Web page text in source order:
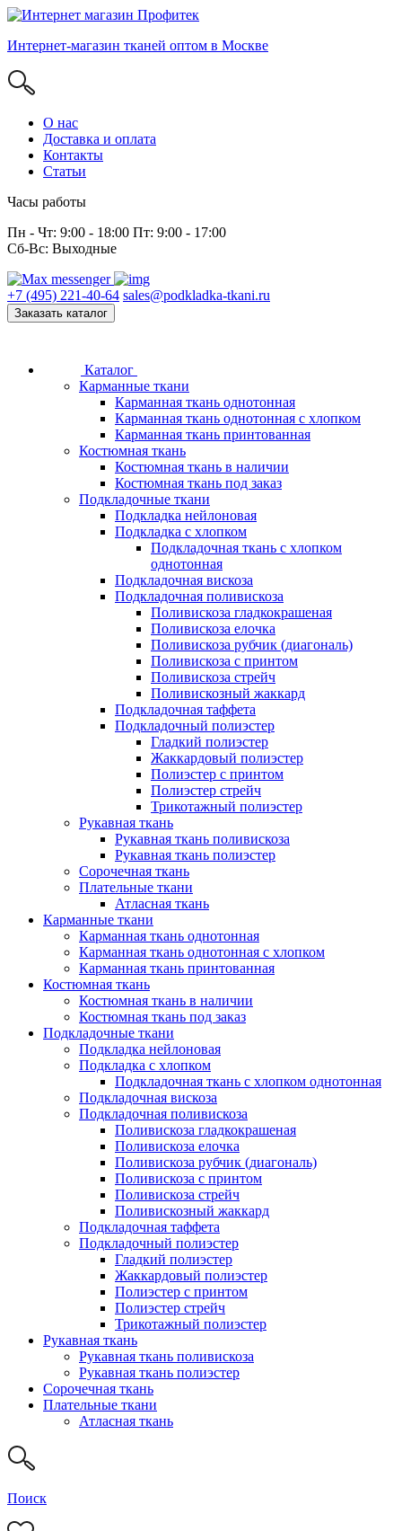
Интернет-магазин тканей оптом в Москве
О нас
Доставка и оплата
Контакты
Статьи
Часы работы
Пн - Чт: 9:00 - 18:00 Пт: 9:00 - 17:00
Сб-Вс: Выходные
+7 (495) 221-40-64 sales@podkladka-tkani.ru
Заказать каталог
Каталог
Карманные ткани
Карманная ткань однотонная
Карманная ткань однотонная с хлопком
Карманная ткань принтованная
Костюмная ткань
Костюмная ткань в наличии
Костюмная ткань под заказ
Подкладочные ткани
Подкладка нейлоновая
Подкладка с хлопком
Подкладочная ткань с хлопком
однотонная
Подкладочная вискоза
Подкладочная поливискоза
Поливискоза гладкокрашеная
Поливискоза елочка
Поливискоза рубчик (диагональ)
Поливискоза с принтом
Поливискоза стрейч
Поливискозный жаккард
Подкладочная таффета
Подкладочный полиэстер
Гладкий полиэстер
Жаккардовый полиэстер
Полиэстер с принтом
Полиэстер стрейч
Трикотажный полиэстер
Рукавная ткань
Рукавная ткань поливискоза
Рукавная ткань полиэстер
Сорочечная ткань
Плательные ткани
Атласная ткань
Карманные ткани
Карманная ткань однотонная
Карманная ткань однотонная с хлопком
Карманная ткань принтованная
Костюмная ткань
Костюмная ткань в наличии
Костюмная ткань под заказ
Подкладочные ткани
Подкладка нейлоновая
Подкладка с хлопком
Подкладочная ткань с хлопком однотонная
Подкладочная вискоза
Подкладочная поливискоза
Поливискоза гладкокрашеная
Поливискоза елочка
Поливискоза рубчик (диагональ)
Поливискоза с принтом
Поливискоза стрейч
Поливискозный жаккард
Подкладочная таффета
Подкладочный полиэстер
Гладкий полиэстер
Жаккардовый полиэстер
Полиэстер с принтом
Полиэстер стрейч
Трикотажный полиэстер
Рукавная ткань
Рукавная ткань поливискоза
Рукавная ткань полиэстер
Сорочечная ткань
Плательные ткани
Атласная ткань
Поиск